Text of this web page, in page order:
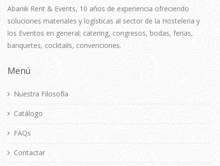
Abanik Rent & Events, 10 años de experiencia ofreciendo
soluciones materiales y logísticas al sector de la Hosteleria y
los Eventos en general; catering, congresos, bodas, ferias,
banquetes, cocktails, convenciones.
Menú
Nuestra Filosofía
Catálogo
FAQs
Contactar